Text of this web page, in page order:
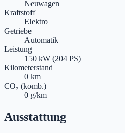
Neuwagen
Kraftstoff
Elektro
Getriebe
Automatik
Leistung
150 kW (204 PS)
Kilometerstand
0 km
CO₂ (komb.)
0 g/km
Ausstattung